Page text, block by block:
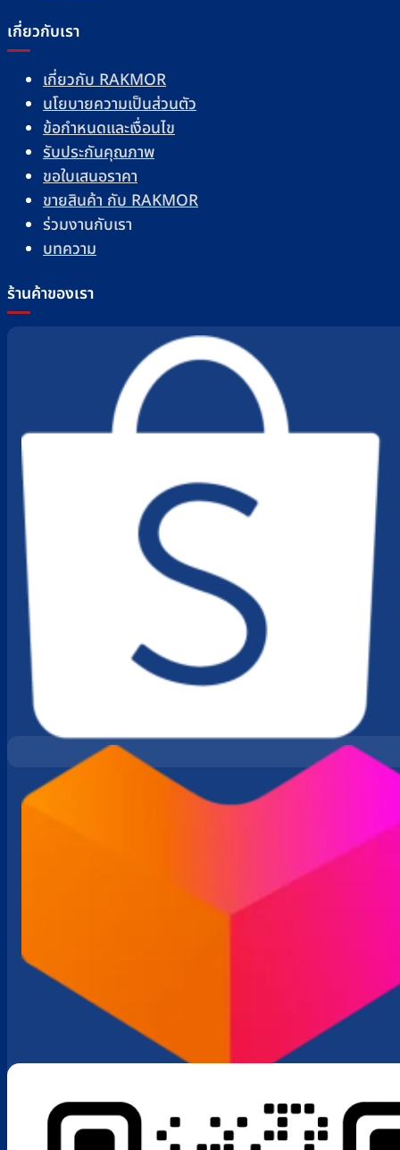
เกี่ยวกับเรา
เกี่ยวกับ RAKMOR
นโยบายความเป็นส่วนตัว
ข้อกำหนดและเงื่อนไข
รับประกันคุณภาพ
ขอใบเสนอราคา
ขายสินค้า กับ RAKMOR
ร่วมงานกับเรา
บทความ
ร้านค้าของเรา